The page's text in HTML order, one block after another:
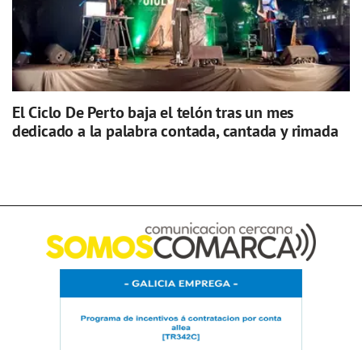
El Ciclo De Perto baja el telón tras un mes
dedicado a la palabra contada, cantada y rimada